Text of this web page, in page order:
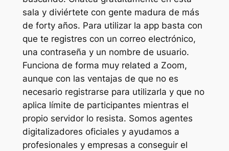
sala y diviértete con gente madura de más
de forty años. Para utilizar la app basta con
que te registres con un correo electrónico,
una contraseña y un nombre de usuario.
Funciona de forma muy related a Zoom,
aunque con las ventajas de que no es
necesario registrarse para utilizarla y que no
aplica límite de participantes mientras el
propio servidor lo resista. Somos agentes
digitalizadores oficiales y ayudamos a
profesionales y empresas a conseguir el